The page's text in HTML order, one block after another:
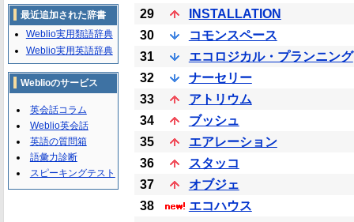
29
INSTALLATION
30
コモンスペース
31
エコロジカル・プランニング
32
ナーセリー
33
アトリウム
34
ブッシュ
35
エアレーション
36
スタッコ
37
オブジェ
38
エコハウス
最近追加された辞書
Weblio実用類語辞典
Weblio実用英語辞典
Weblioのサービス
英会話コラム
Weblio英会話
英語の質問箱
語彙力診断
スピーキングテスト